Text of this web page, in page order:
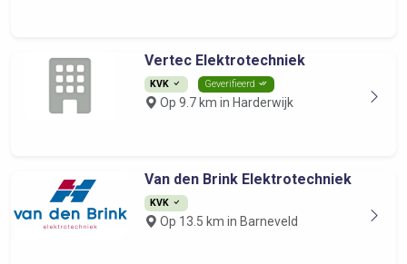
Vertec Elektrotechniek
KVK Geverifieerd
Op 9.7 km in Harderwijk
Van den Brink Elektrotechniek
KVK
Op 13.5 km in Barneveld